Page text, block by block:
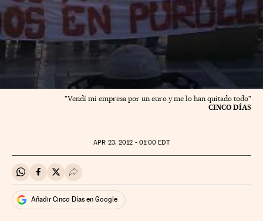
"Vendí mi empresa por un euro y me lo han quitado todo"
CINCO DÍAS
APR 23, 2012 - 01:00 EDT
Compartir en Whatsapp
Compartir en Facebook
Compartir en Twitter
Desplegar Redes Sociales
Añadir Cinco Días en Google